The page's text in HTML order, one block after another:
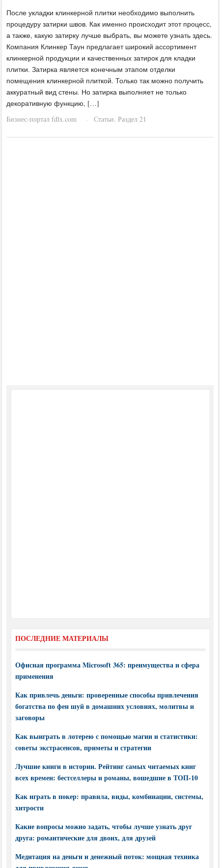
После укладки клинкерной плитки необходимо выполнить
процедуру затирки швов. Как именно происходит этот процесс,
а также, какую затирку лучше выбрать, вы можете узнать здесь.
Компания Клинкер Таун предлагает широкий ассортимент
клинкерной продукции и качественных затирок для кладки
плитки. Затирка является конечным этапом отделки
помещения клинкерной плиткой. Только так можно получить
аккуратный вид стены. Но затирка выполняет не только
декоративную функцию, […]
Бизнес-портал fdlx.com
· Статьи. Раздел 21
ПОСЛЕДНИЕ МАТЕРИАЛЫ
Офисная программа Microsoft 365: преимущества и сфера
применения
Как привлечь деньги: проверенные способы привлечения
богатства по фен шуй в домашних условиях, молитвы и
заговоры
Как выиграть в лотерею с помощью магии и статистики:
советы экстрасенсов, приметы и стратегии
Лучшие книги в истории. Рейтинг самых читаемых книг
всех времен: бестселлеры и романы, вошедшие в ТОП-10
Как играть в покер: правила, виды, комбинации, системы,
хитрости
Какие вопросы можно задать, чтобы лучше узнать друг
друга: романтические для двоих, для друзей
Медитация на деньги и денежный поток: мощная техника